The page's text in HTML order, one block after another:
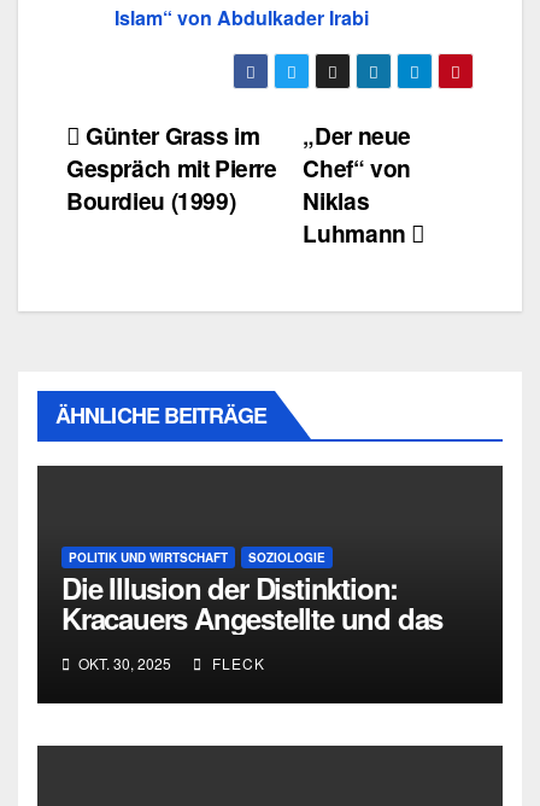
Islam“ von Abdulkader Irabi
Beitragsnavigation
„Der neue
Chef“ von
Niklas
Luhmann
Günter Grass im
Gespräch mit Pierre
Bourdieu (1999)
ÄHNLICHE BEITRÄGE
POLITIK UND WIRTSCHAFT SOZIOLOGIE
Die Illusion der Distinktion:
Kracauers Angestellte und das
falsche Bewusstsein der
Moderne
OKT. 30, 2025 FLECK